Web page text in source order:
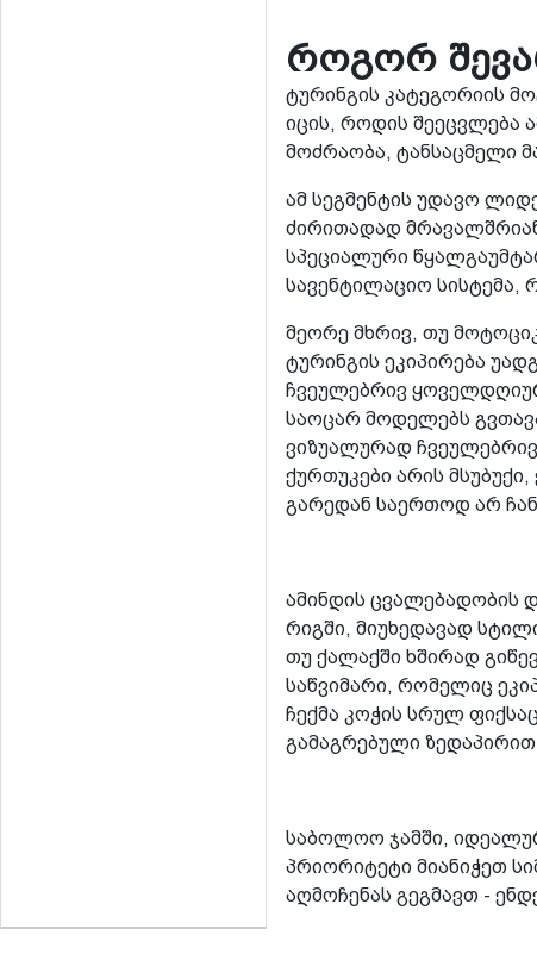
როგორ
ტურინგის კატეგორიის
იცის, როდის შეეცვლება
მოძრაობა, ტანსაცმელი
ამ სეგმენტის უდავო
ძირითადად
სპეციალური
სავენტილაციო სისტემა,
მეორე მხრივ, თუ
ტურინგის ეკიპირება
ჩვეულებრივ
საოცარ მოდელებს
ვიზუალურად
ქურთუკები არის
გარედან საერთოდ არ
ამინდის ცვალებადობის
რიგში, მიუხედავად
თუ ქალაქში ხშირად
საწვიმარი, რომელიც
ჩექმა კოჭის სრულ
გამაგრებული
საბოლოო ჯამში,
პრიორიტეტი მიანიჭეთ
აღმოჩენას გეგმავთ -